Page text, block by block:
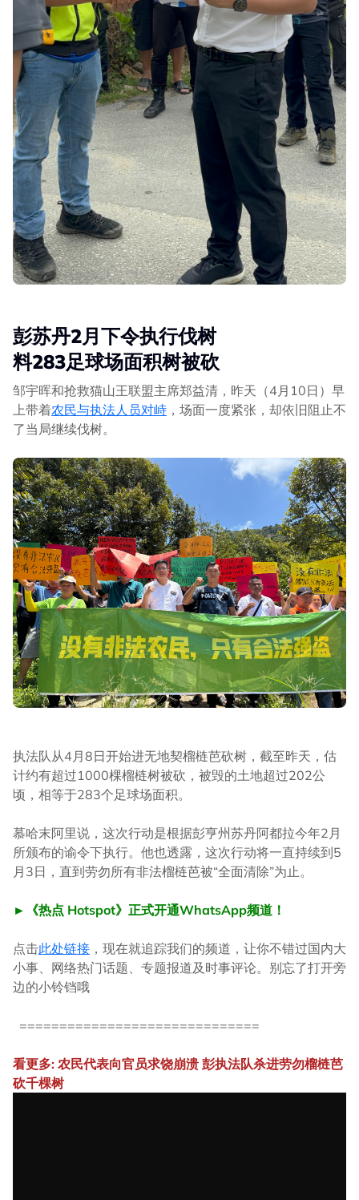
彭苏丹2月下令执行伐树
料283足球场面积树被砍
邹宇晖和抢救猫山王联盟主席郑益清，昨天（4月10日）早
上带着农民与执法人员对峙 ，场面一度紧张，却依旧阻止不
了当局继续伐树。
执法队从4月8日开始进无地契榴梿芭砍树，截至昨天，估
计约有超过1000棵榴梿树被砍，被毁的土地超过202公
顷，相等于283个足球场面积。
慕哈末阿里说，这次行动是根据彭亨州苏丹阿都拉今年2月
所颁布的谕令下执行。他也透露，这次行动将一直持续到5
月3日，直到劳勿所有非法榴梿芭被“全面清除”为止。
►《热点 Hotspot》正式开通WhatsApp频道！
点击此处链接 ，现在就追踪我们的频道，让你不错过国内大
小事、网络热门话题、专题报道及时事评论。别忘了打开旁
边的小铃铛哦
==============================
看更多: 农民代表向官员求饶崩溃 彭执法队杀进劳勿榴梿芭
砍千棵树